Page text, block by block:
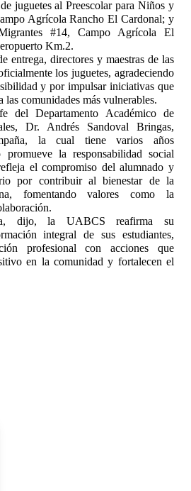
juguetes al Preescolar para Niños y
Agrícola Rancho El Cardonal; y
#14, Campo Agrícola El
Km.2.
entrega, directores y maestras de las
los juguetes, agradeciendo
y por impulsar iniciativas que
las comunidades más vulnerables.
del Departamento Académico de
Dr. Andrés Sandoval Bringas,
la cual tiene varios años
promueve la responsabilidad social
el compromiso del alumnado y
por contribuir al bienestar de la
fomentando valores como la
dijo, la UABCS reafirma su
integral de sus estudiantes,
profesional con acciones que
en la comunidad y fortalecen el